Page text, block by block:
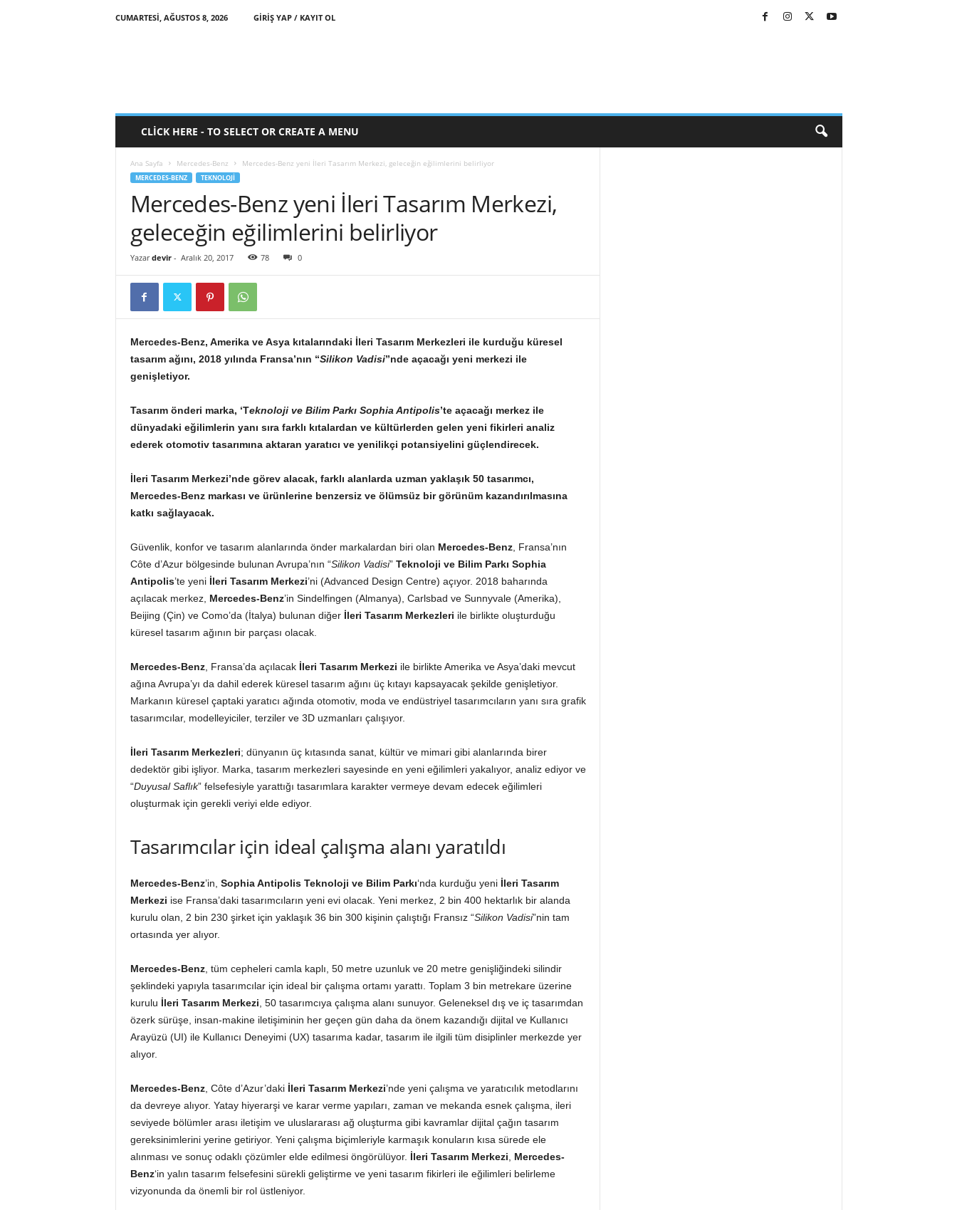
CUMARTESI, AĞUSTOS 8, 2026 GIRIŞ YAP / KAYIT OL
CLICK HERE - TO SELECT OR CREATE A MENU
Ana Sayfa Mercedes-Benz Mercedes-Benz yeni İleri Tasarım Merkezi, geleceğin eğilimlerini belirliyor
MERCEDES-BENZ TEKNOLOJI
Mercedes-Benz yeni İleri Tasarım Merkezi,
geleceğin eğilimlerini belirliyor
Yazar devir- Aralık 20, 2017 78 0
Mercedes-Benz, Amerika ve Asya kıtalarındaki İleri Tasarım Merkezleri ile kurduğu küresel
tasarım ağını, 2018 yılında Fransa’nın “Silikon Vadisi”nde açacağı yeni merkezi ile
genişletiyor.
Tasarım önderi marka, ‘Teknoloji ve Bilim Parkı Sophia Antipolis’te açacağı merkez ile
dünyadaki eğilimlerin yanı sıra farklı kıtalardan ve kültürlerden gelen yeni fikirleri analiz
ederek otomotiv tasarımına aktaran yaratıcı ve yenilikçi potansiyelini güçlendirecek.
İleri Tasarım Merkezi’nde görev alacak, farklı alanlarda uzman yaklaşık 50 tasarımcı,
Mercedes-Benz markası ve ürünlerine benzersiz ve ölümsüz bir görünüm kazandırılmasına
katkı sağlayacak.
Güvenlik, konfor ve tasarım alanlarında önder markalardan biri olan Mercedes-Benz, Fransa’nın
Côte d’Azur bölgesinde bulunan Avrupa’nın “Silikon Vadisi” Teknoloji ve Bilim Parkı Sophia
Antipolis’te yeni İleri Tasarım Merkezi’ni (Advanced Design Centre) açıyor. 2018 baharında
açılacak merkez, Mercedes-Benz’in Sindelfingen (Almanya), Carlsbad ve Sunnyvale (Amerika),
Beijing (Çin) ve Como’da (İtalya) bulunan diğer İleri Tasarım Merkezleri ile birlikte oluşturduğu
küresel tasarım ağının bir parçası olacak.
Mercedes-Benz, Fransa’da açılacak İleri Tasarım Merkezi ile birlikte Amerika ve Asya’daki mevcut
ağına Avrupa’yı da dahil ederek küresel tasarım ağını üç kıtayı kapsayacak şekilde genişletiyor.
Markanın küresel çaptaki yaratıcı ağında otomotiv, moda ve endüstriyel tasarımcıların yanı sıra grafik
tasarımcılar, modelleyiciler, terziler ve 3D uzmanları çalışıyor.
İleri Tasarım Merkezleri; dünyanın üç kıtasında sanat, kültür ve mimari gibi alanlarında birer
dedektör gibi işliyor. Marka, tasarım merkezleri sayesinde en yeni eğilimleri yakalıyor, analiz ediyor ve
“Duyusal Saflık” felsefesiyle yarattığı tasarımlara karakter vermeye devam edecek eğilimleri
oluşturmak için gerekli veriyi elde ediyor.
Tasarımcılar için ideal çalışma alanı yaratıldı
Mercedes-Benz’in, Sophia Antipolis Teknoloji ve Bilim Parkı‘nda kurduğu yeni İleri Tasarım
Merkezi ise Fransa’daki tasarımcıların yeni evi olacak. Yeni merkez, 2 bin 400 hektarlık bir alanda
kurulu olan, 2 bin 230 şirket için yaklaşık 36 bin 300 kişinin çalıştığı Fransız “Silikon Vadisi”nin tam
ortasında yer alıyor.
Mercedes-Benz, tüm cepheleri camla kaplı, 50 metre uzunluk ve 20 metre genişliğindeki silindir
şeklindeki yapıyla tasarımcılar için ideal bir çalışma ortamı yarattı. Toplam 3 bin metrekare üzerine
kurulu İleri Tasarım Merkezi , 50 tasarımcıya çalışma alanı sunuyor. Geleneksel dış ve iç tasarımdan
özerk sürüşe, insan-makine iletişiminin her geçen gün daha da önem kazandığı dijital ve Kullanıcı
Arayüzü (UI) ile Kullanıcı Deneyimi (UX) tasarıma kadar, tasarım ile ilgili tüm disiplinler merkezde yer
alıyor.
Mercedes-Benz, Côte d’Azur’daki İleri Tasarım Merkezi’nde yeni çalışma ve yaratıcılık metodlarını
da devreye alıyor. Yatay hiyerarşi ve karar verme yapıları, zaman ve mekanda esnek çalışma, ileri
seviyede bölümler arası iletişim ve uluslararası ağ oluşturma gibi kavramlar dijital çağın tasarım
gereksinimlerini yerine getiriyor. Yeni çalışma biçimleriyle karmaşık konuların kısa sürede ele
alınması ve sonuç odaklı çözümler elde edilmesi öngörülüyor. İleri Tasarım Merkezi
Mercedes-
Benz‘in yalın tasarım felsefesini sürekli geliştirme ve yeni tasarım fikirleri ile eğilimleri belirleme
vizyonunda da önemli bir rol üstleniyor.